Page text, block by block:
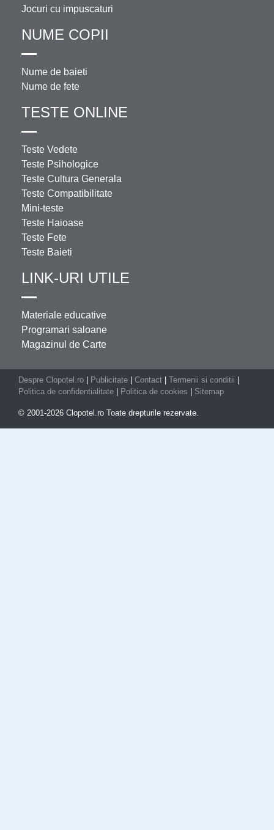
Jocuri cu impuscaturi
NUME COPII
Nume de baieti
Nume de fete
TESTE ONLINE
Teste Vedete
Teste Psihologice
Teste Cultura Generala
Teste Compatibilitate
Mini-teste
Teste Haioase
Teste Fete
Teste Baieti
LINK-URI UTILE
Materiale educative
Programari saloane
Magazinul de Carte
Despre Clopotel.ro Publicitate Contact Termenii si conditii
Politica de confidentialitate
Politica de cookies Sitemap
© 2001-2026 Clopotel.ro Toate drepturile rezervate.